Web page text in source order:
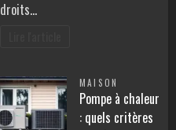
droits…
MAISON
Pompe à chaleur
: quels critères